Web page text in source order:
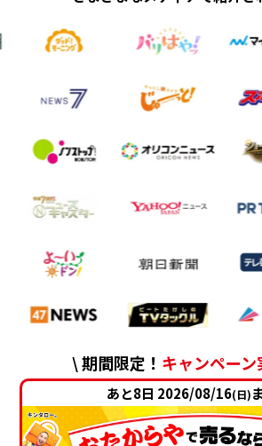
\ 期間限定！ キャンペーン
あと8日 2026/08/16(日)